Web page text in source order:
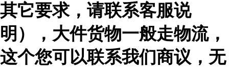
其它要求，请联系客服说
明），大件货物一般走物流，
这个您可以联系我们商议，无